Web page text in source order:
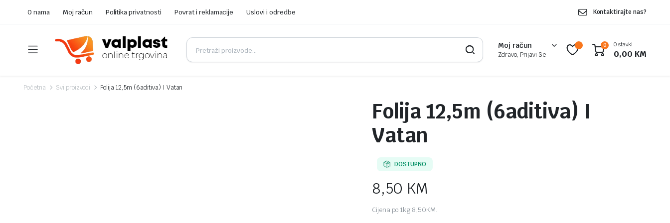
O nama Moj račun Politika privatnosti Povrat i reklamacije Uslovi i odredbe Kontaktirajte nas?
Moj račun
Zdravo, Prijavi Se
0 0 stavki
0,00 KM
Početna Svi proizvodi Folija 12,5m (6aditiva) I Vatan
Folija 12,5m (6aditiva) I
Vatan
DOSTUPNO
8,50 KM
Cijena po 1kg 8,50KM.